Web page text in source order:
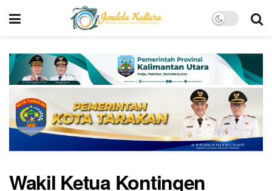
Wakil Ketua Kontingen